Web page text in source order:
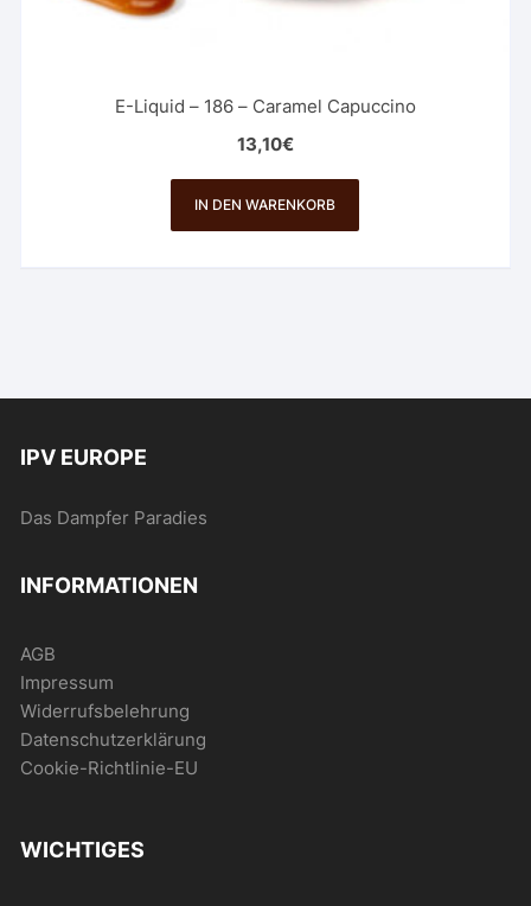
E-Liquid – 186 – Caramel Capuccino
13,10€
IN DEN WARENKORB
IPV EUROPE
Das Dampfer Paradies
INFORMATIONEN
AGB
Impressum
Widerrufsbelehrung
Datenschutzerklärung
Cookie-Richtlinie-EU
WICHTIGES